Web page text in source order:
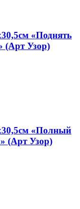
«Поднять
(Арт Узор)
«Полный
(Арт Узор)